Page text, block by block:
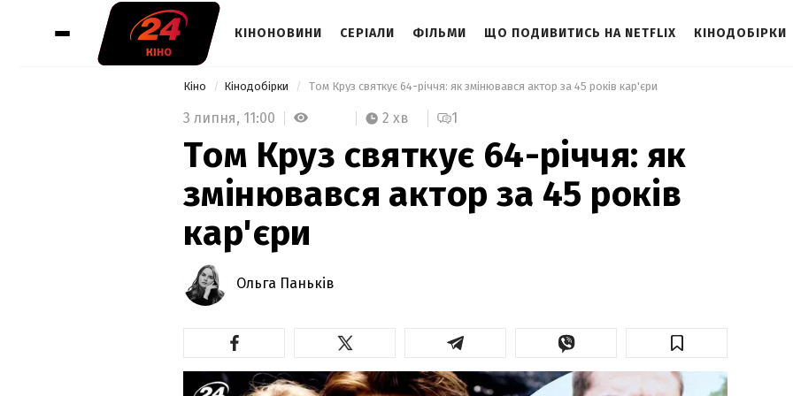
КІНОНОВИНИ СЕРІАЛИ ФІЛЬМИ ЩО ПОДИВИТИСЬ НА NETFLIX КІНОДОБІРКИ
Кіно Кінодобірки Том Круз святкує 64-річчя: як змінювався актор за 45 років кар'єри
3 липня, 11:00 2 хв 1
Том Круз святкує 64-річчя: як
змінювався актор за 45 років
кар'єри
Ольга Паньків